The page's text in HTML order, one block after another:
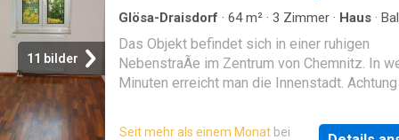
11 bilder
Glösa-Draisdorf · 64m² · 3 Zimmer · Haus ·
Das Objekt befindet sich in einer ruhigen
NebenstraÃe im Zentrum von Chemnitz. In
Minuten erreicht man die Innenstadt.
durchgefÃ¼hrt Eventuell Anpassung der
Seit mehr als einem Monat bei